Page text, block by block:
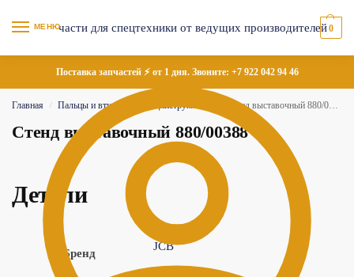
МЕНЮ 0
Поставка запчастей ⚡ от 1 дня. Звоните: +7 922 042 94 46
Главная / Пальцы и втулки Специнструменты Стенд выставочный 880/00388
Стенд выставочный 880/00388
Детали
Бренд
JCB